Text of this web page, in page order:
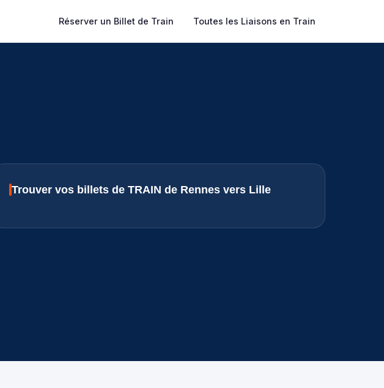
Réserver un Billet de Train Toutes les Liaisons en Train
Trouver vos billets de TRAIN de Rennes vers Lille